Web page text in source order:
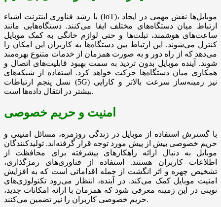
با رشد فناوری اینترنت اشیاء (IoT)، موبایل‌ها نقش مهمی در ایجاد
ارتباط میان دستگاه‌های مختلف ایفا می‌کنند. دستگاه‌هایی مانند
ساعت‌های هوشمند، تبلت‌ها و حتی لوازم خانگی به کمک موبایل
کنترل می‌شوند. این ارتباط بین دستگاه‌ها به کاربران این امکان را
می‌دهد که از راه دور و به صورت همزمان از خدمات متنوع بهره‌مند
شوند. آینده موبایل بدون تردید به سمت بهبود قابلیت‌های اتصال و
همکاری میان دستگاه‌ها حرکت خواهد کرد. استفاده از شبکه‌های
نسل پنجم ارتباطات (5G) نیز زمینه‌ساز سرعت بالاتر و کارایی
بیشتر در انتقال داده‌ها است.
امنیت و حریم خصوصی
با گسترش استفاده از موبایل در زندگی روزمره، مسائل امنیتی و
حریم خصوصی بیش از پیش مورد توجه قرار گرفته‌اند. تولیدکنندگان
موبایل به دنبال ارائه راهکارهای پیشرفته برای محافظت از
اطلاعات کاربران هستند. استفاده از فناوری‌های رمزگذاری،
تشخیص چهره و اثر انگشت از جمله اقداماتی است که به افزایش
امنیت موبایل کمک می‌کند. در آینده، انتظار می‌رود تکنولوژی‌های
نوینی در این زمینه معرفی شود که همزمان با ارائه امکانات جدید،
حریم خصوصی کاربران را نیز تضمین می‌کنند.